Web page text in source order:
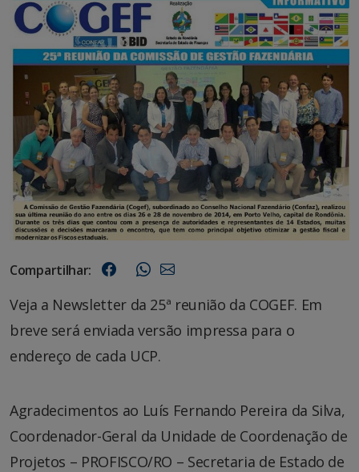
Compartilhar:
Veja a Newsletter da 25ª reunião da COGEF. Em
breve será enviada versão impressa para o
endereço de cada UCP.
Agradecimentos ao Luís Fernando Pereira da Silva,
Coordenador-Geral da Unidade de Coordenação de
Projetos – PROFISCO/RO – Secretaria de Estado de